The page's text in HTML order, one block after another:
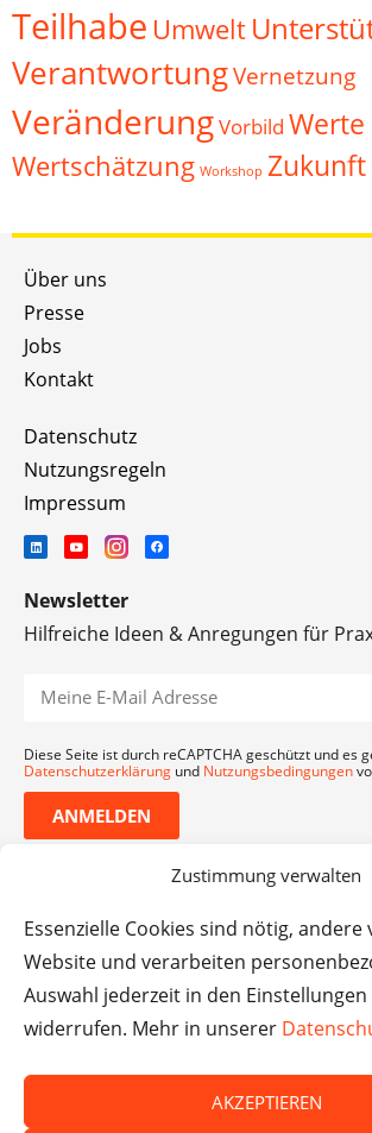
Zustimmung verwalten
Essenzielle Cookies sind nötig,
Website und verarbeiten
Auswahl jederzeit in den
widerrufen. Mehr in unserer
AKZEPTIEREN
Teilhabe Umwelt
VerantwortungVernetzung
VeränderungVorbild Werte
Wertschätzung Workshop Zukunft
Über uns
Presse
Jobs
Kontakt
Datenschutz
Nutzungsregeln
Impressum
Newsletter
Hilfreiche Ideen & Anregungen für
Diese Seite ist durch reCAPTCHA geschützt und es
Datenschutzerklärung und Nutzungsbedingungen
ANMELDEN